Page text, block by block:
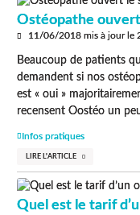
Ostéopathe
11/06/2018mis à jour le
Beaucoup de patients
demandent si nos
est « oui »
recensent Oostéo un
Infos pratiques
LIRE L'ARTICLE
Quel est le tarif